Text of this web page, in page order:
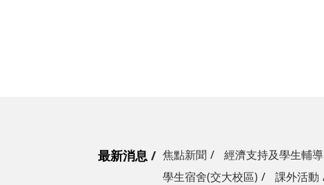
最新消息 焦點新聞 經濟支持及學生輔導
學生宿舍(交大校區)
課外活動